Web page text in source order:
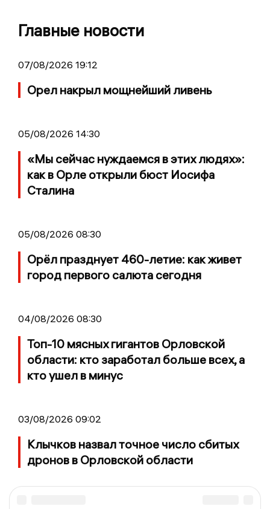
Главные новости
07/08/2026 19:12
Орел накрыл мощнейший ливень
05/08/2026 14:30
«Мы сейчас нуждаемся в этих людях»:
как в Орле открыли бюст Иосифа
Сталина
05/08/2026 08:30
Орёл празднует 460-летие: как живет
город первого салюта сегодня
04/08/2026 08:30
Топ-10 мясных гигантов Орловской
области: кто заработал больше всех, а
кто ушел в минус
03/08/2026 09:02
Клычков назвал точное число сбитых
дронов в Орловской области